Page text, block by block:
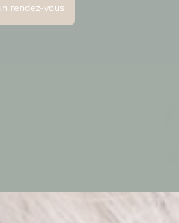
rendez-vous